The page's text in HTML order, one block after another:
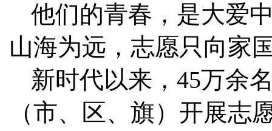
他们的青春，是大爱
山海为远，志愿只向家
新时代以来，45万余
（市、区、旗）开展志